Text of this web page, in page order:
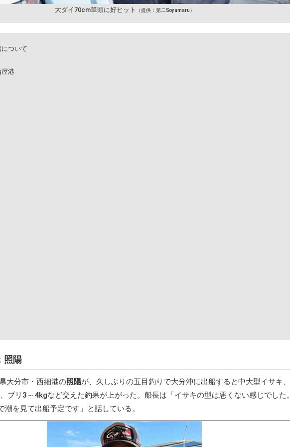
大ダイ70cm筆頭に好ヒット （提供：第二Soyamaru）
ついて
屋港
照陽
大分市・西細港の照陽が、久しぶりの五目釣りで大分沖に出船すると中大型イサキ、
ブリ3～4kgなど交えた釣果が上がった。船長は「イサキの型は悪くない感じでした。
潮を見て出船予定です」と話している。